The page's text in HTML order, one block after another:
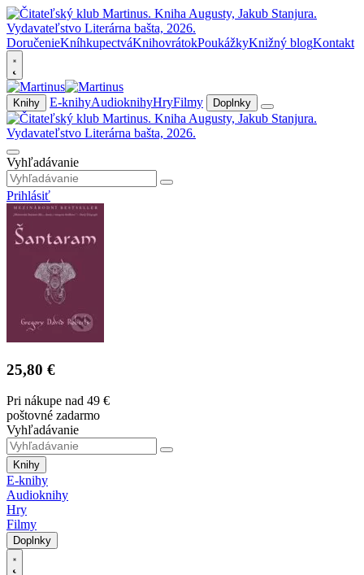
DoručenieKníhkupectváKnihovrátokPoukážkyKnižný blogKontakt
Knihy E-knihyAudioknihyHryFilmy Doplnky
Vyhľadávanie
Prihlásiť
25,80 €
Pri nákupe nad 49 €
poštovné zadarmo
Vyhľadávanie
Knihy
E-knihy
Audioknihy
Hry
Filmy
Doplnky